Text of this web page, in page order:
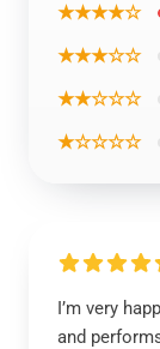
★★★★☆
★★★☆☆
★★☆☆☆
★☆☆☆☆
I’m very
and